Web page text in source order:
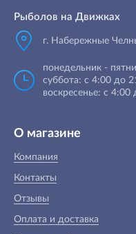
Рыболов на Движках
г. Набережные
понедельник -
суббота: с 4:00 до
воскресенье: с 4:00
О магазине
Компания
Контакты
Отзывы
Оплата и доставка